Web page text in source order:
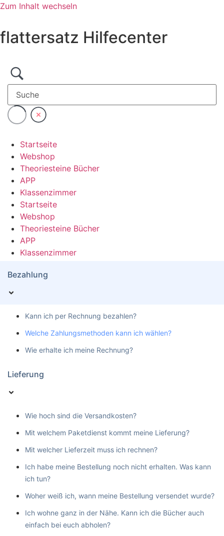
Zum Inhalt wechseln
flattersatz Hilfecenter
Startseite
Webshop
Theoriesteine Bücher
APP
Klassenzimmer
Startseite
Webshop
Theoriesteine Bücher
APP
Klassenzimmer
Bezahlung
Kann ich per Rechnung bezahlen?
Welche Zahlungsmethoden kann ich wählen?
Wie erhalte ich meine Rechnung?
Lieferung
Wie hoch sind die Versandkosten?
Mit welchem Paketdienst kommt meine Lieferung?
Mit welcher Lieferzeit muss ich rechnen?
Ich habe meine Bestellung noch nicht erhalten. Was kann
ich tun?
Woher weiß ich, wann meine Bestellung versendet wurde?
Ich wohne ganz in der Nähe. Kann ich die Bücher auch
einfach bei euch abholen?